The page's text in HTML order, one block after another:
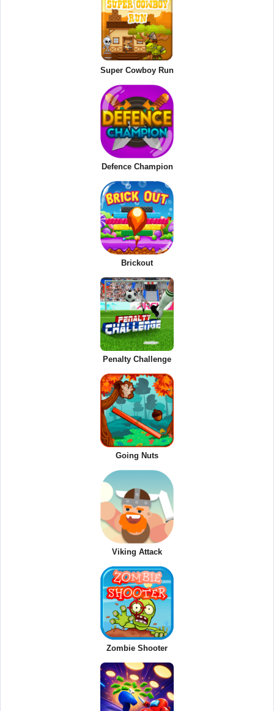
Super Cowboy Run
Defence Champion
Brickout
Penalty Challenge
Going Nuts
Viking Attack
Zombie Shooter